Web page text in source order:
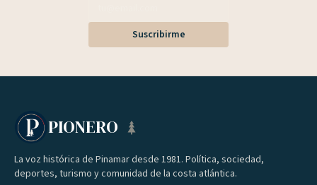
Suscribirme
PIONERO
La voz histórica de Pinamar desde 1981. Política, sociedad,
deportes, turismo y comunidad de la costa atlántica.